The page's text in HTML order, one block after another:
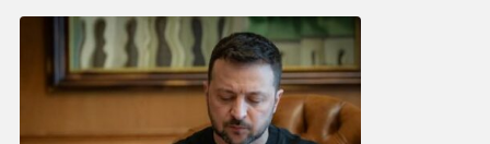
03:35 сьогодні